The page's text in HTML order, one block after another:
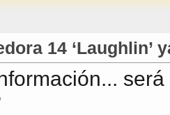
14 ‘Laughlin’